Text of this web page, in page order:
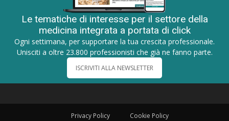
Le tematiche di interesse per il settore della
medicina integrata a portata di click
Ogni settimana, per supportare la tua crescita professionale.
Unisciti a oltre 23.800 professionisti che già ne fanno parte.
ISCRIVITI ALLA NEWSLETTER
Privacy Policy Cookie Policy